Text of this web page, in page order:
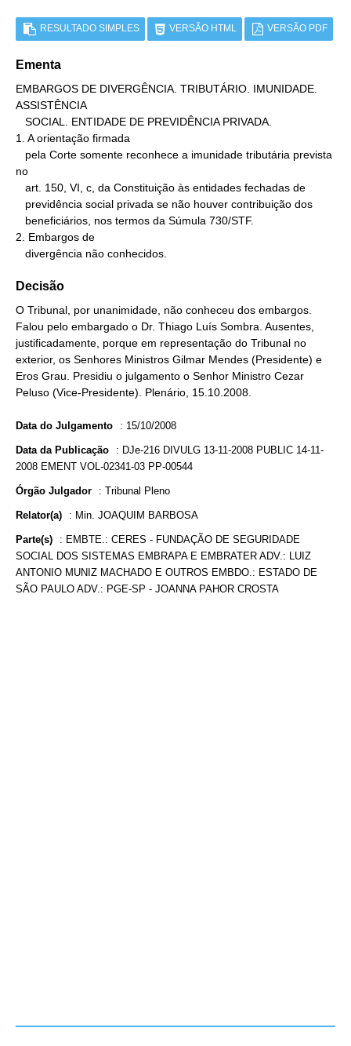
RESULTADO SIMPLES VERSÃO HTML VERSÃO PDF
Ementa
EMBARGOS DE DIVERGÊNCIA. TRIBUTÁRIO. IMUNIDADE.
ASSISTÊNCIA
1. A orientação firmada
no
2. Embargos de
   divergência não conhecidos.
Decisão
O Tribunal, por unanimidade, não conheceu dos embargos.
Falou pelo embargado o Dr. Thiago Luís Sombra. Ausentes,
justificadamente, porque em representação do Tribunal no
exterior, os Senhores Ministros Gilmar Mendes (Presidente) e
Eros Grau. Presidiu o julgamento o Senhor Ministro Cezar
Peluso (Vice-Presidente). Plenário, 15.10.2008.
Data do Julgamento : 15/10/2008
Data da Publicação : DJe-216 DIVULG 13-11-2008 PUBLIC 14-11-
2008 EMENT VOL-02341-03 PP-00544
Órgão Julgador : Tribunal Pleno
Relator(a) : Min. JOAQUIM BARBOSA
Parte(s) : EMBTE.: CERES - FUNDAÇÃO DE SEGURIDADE
SOCIAL DOS SISTEMAS EMBRAPA E EMBRATER ADV.: LUIZ
ANTONIO MUNIZ MACHADO E OUTROS EMBDO.: ESTADO DE
SÃO PAULO ADV.: PGE-SP - JOANNA PAHOR CROSTA